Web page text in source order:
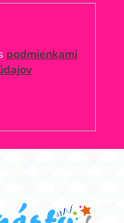
podmienkami